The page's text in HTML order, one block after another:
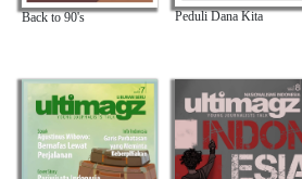
Back to 90's
Peduli Dana Kita